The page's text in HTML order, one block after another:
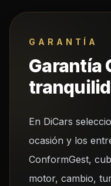
GARANTÍA
Garantía
En DiCars
ocasión y los
ConformGest,
motor, cambio,